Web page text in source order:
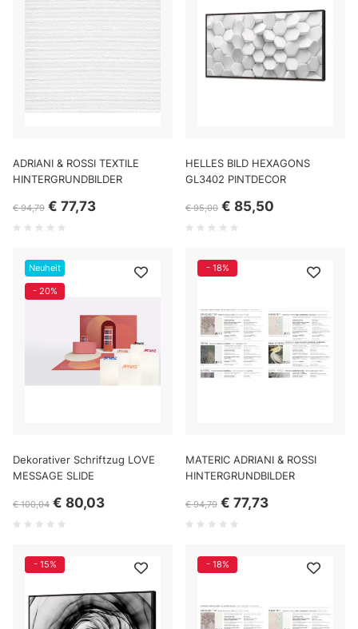
ADRIANI & ROSSI TEXTILE
HINTERGRUNDBILDER
€ 94,79 € 77,73
HELLES BILD HEXAGONS
GL3402 PINTDECOR
€ 95,00 € 85,50
Neuheit
- 20%
Dekorativer Schriftzug LOVE
MESSAGE SLIDE
€ 100,04 € 80,03
- 18%
MATERIC ADRIANI & ROSSI
HINTERGRUNDBILDER
€ 94,79 € 77,73
- 15% - 18%